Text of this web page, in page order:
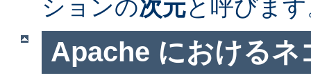
ションの次元と呼びま
Apache におけるネ